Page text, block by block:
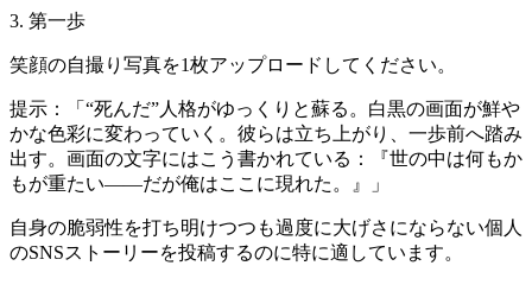
3. 第一歩
笑顔の自撮り写真を1枚アップロードしてください。
提示：「“死んだ”人格がゆっくりと蘇る。白黒の画面が鮮や
かな色彩に変わっていく。彼らは立ち上がり、一歩前へ踏み
出す。画面の文字にはこう書かれている：『世の中は何もか
もが重たい——だが俺はここに現れた。』」
自身の脆弱性を打ち明けつつも過度に大げさにならない個人
のSNSストーリーを投稿するのに特に適しています。